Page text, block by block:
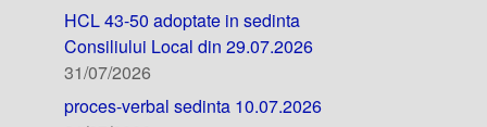
HCL 43-50 adoptate in sedinta
Consiliului Local din 29.07.2026
31/07/2026
proces-verbal sedinta 10.07.2026